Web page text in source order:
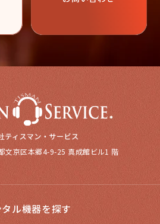
京区本郷4-9-25 真成館ビル1 階
タル機器を探す